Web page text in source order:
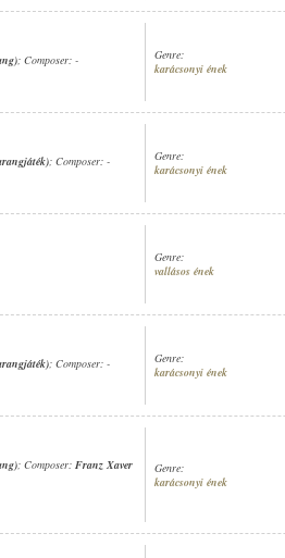
; Composer: -
Genre:
karácsonyi ének
; Composer: -
Genre:
karácsonyi ének
Genre:
vallásos ének
; Composer: -
Genre:
karácsonyi ének
; Composer: Franz Xaver
Genre:
karácsonyi ének